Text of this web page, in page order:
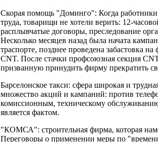
Скорая помощь "Доминго": Когда
труда, товарищи не хотели верить: 12-
расплывчатые договоры, преследование
Несколько месяцев назад была начата
траспорте, позднее проведена забастовка
CNT. После стачки профсоюзная секция
призванную принудить фирму прекратить
Барселонское такси: сфера широкая и
множество акций и кампаний: против
комиссионным, техническому
является фактом.
"КОМСА": строительная фирма, которая
Переговоры о применении меры по